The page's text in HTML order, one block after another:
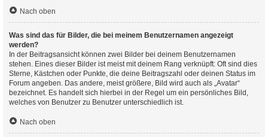
Nach oben
Was sind das für Bilder, die bei meinem Benutzernamen angezeigt
werden?
In der Beitragsansicht können zwei Bilder bei deinem Benutzernamen
stehen. Eines dieser Bilder ist meist mit deinem Rang verknüpft: Oft sind dies
Sterne, Kästchen oder Punkte, die deine Beitragszahl oder deinen Status im
Forum angeben. Das andere, meist größere, Bild wird auch als „Avatar“
bezeichnet. Es handelt sich hierbei in der Regel um ein persönliches Bild,
welches von Benutzer zu Benutzer unterschiedlich ist.
Nach oben